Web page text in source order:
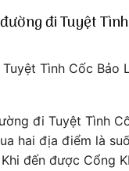
đi Tuyệt
Tình Cốc Bảo
đi Tuyệt Tình
hai địa điểm là
đến được Cổng